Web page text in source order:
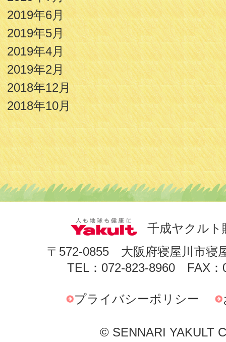
2019年6月
2019年5月
2019年4月
2019年2月
2018年12月
2018年10月
千成ヤクルト
〒572-0855 大阪府寝屋川市寝
TEL：072-823-8960 FAX：
プライバシーポリシー
© SENNARI YAKULT